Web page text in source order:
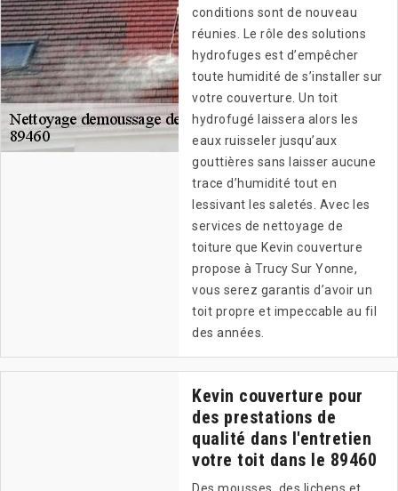
conditions sont de nouveau
réunies. Le rôle des solutions
hydrofuges est d’empêcher
toute humidité de s’installer sur
votre couverture. Un toit
hydrofugé laissera alors les
eaux ruisseler jusqu’aux
gouttières sans laisser aucune
trace d’humidité tout en
lessivant les saletés. Avec les
services de nettoyage de
toiture que Kevin couverture
propose à Trucy Sur Yonne,
vous serez garantis d’avoir un
toit propre et impeccable au fil
des années.
Kevin couverture pour
des prestations de
qualité dans l'entretien
votre toit dans le 89460